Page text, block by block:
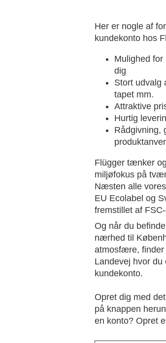
Her er nogle af
kundekonto hos
Mulighed
dig
Stort udvalg
tapet mm.
Attraktive
Hurtig
Rådgivning,
Flügger tænker
miljøfokus på
Næsten alle
EU Ecolabel og
fremstillet af
Og når du
nærhed til
atmosfære, finder
Landevej hvor
kundekonto.
Opret dig med
på knappen
en konto? Opret